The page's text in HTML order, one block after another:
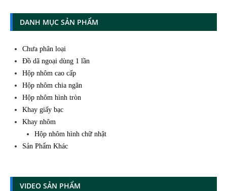
DANH MỤC SẢN PHẨM
Chưa phân loại
Đồ dã ngoại dùng 1 lần
Hộp nhôm cao cấp
Hộp nhôm chia ngăn
Hộp nhôm hình tròn
Khay giấy bạc
Khay nhôm
Hộp nhôm hình chữ nhật
Sản Phẩm Khác
VIDEO SẢN PHẨM